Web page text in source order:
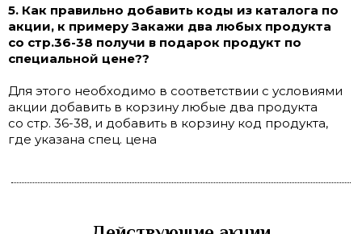
5. Как правильно добавить коды из каталога по
акции, к примеру Закажи два любых продукта
со стр.36-38 получи в подарок продукт по
специальной цене??
Для этого необходимо в соответствии с условиями
акции добавить в корзину любые два продукта
со стр. 36-38, и добавить в корзину код продукта,
где указана спец. цена